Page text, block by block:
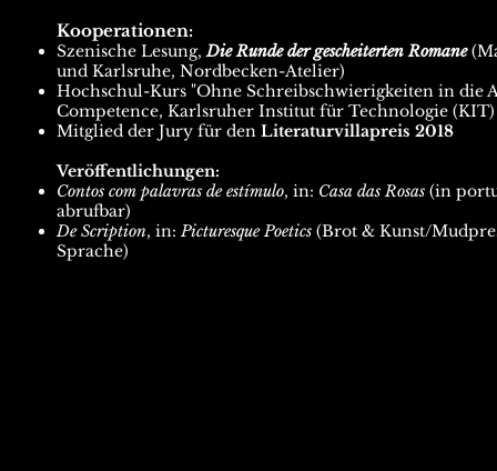
Kooperationen: ​
​Szenische Lesung,Die Runde der gescheiterten Romane
und Karlsruhe, Nordbecken-Atelier)
Hochschul-Kurs "Ohne Schreibschwierigkeiten in die
Competence, Karlsruher Institut für Technologie (KIT)
Mitglied der Jury für den Literaturvillapreis 2018
Veröffentlichungen:
Contos com palavras de estímulo, in: Casa das Rosas (in
abrufbar)
De Scription, in: Picturesque Poetics (Brot & Kunst/
Sprache)